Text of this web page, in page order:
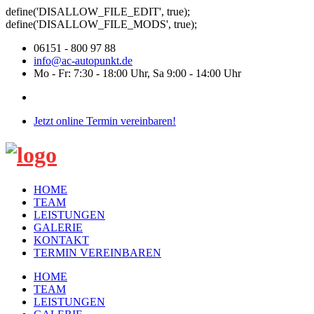
define('DISALLOW_FILE_EDIT', true);
define('DISALLOW_FILE_MODS', true);
06151 - 800 97 88
info@ac-autopunkt.de
Mo - Fr: 7:30 - 18:00 Uhr, Sa 9:00 - 14:00 Uhr
Jetzt online Termin vereinbaren!
HOME
TEAM
LEISTUNGEN
GALERIE
KONTAKT
TERMIN VEREINBAREN
HOME
TEAM
LEISTUNGEN